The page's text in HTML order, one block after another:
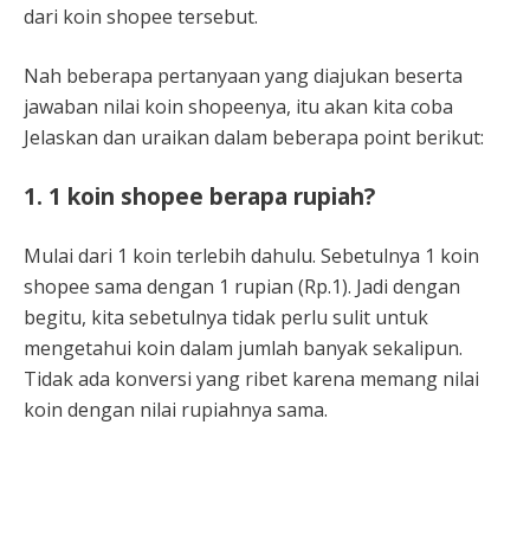
dari koin shopee tersebut.
Nah beberapa pertanyaan yang diajukan beserta
jawaban nilai koin shopeenya, itu akan kita coba
Jelaskan dan uraikan dalam beberapa point berikut:
1. 1 koin shopee berapa rupiah?
Mulai dari 1 koin terlebih dahulu. Sebetulnya 1 koin
shopee sama dengan 1 rupian (Rp.1). Jadi dengan
begitu, kita sebetulnya tidak perlu sulit untuk
mengetahui koin dalam jumlah banyak sekalipun.
Tidak ada konversi yang ribet karena memang nilai
koin dengan nilai rupiahnya sama.